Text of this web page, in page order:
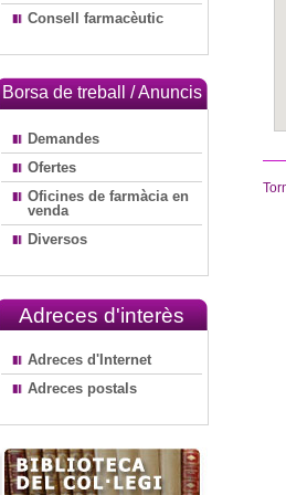
Consell farmacèutic
Borsa de treball / Anuncis
Demandes
Ofertes
Oficines de farmàcia en
venda
Diversos
Adreces d'interès
Adreces d'Internet
Adreces postals